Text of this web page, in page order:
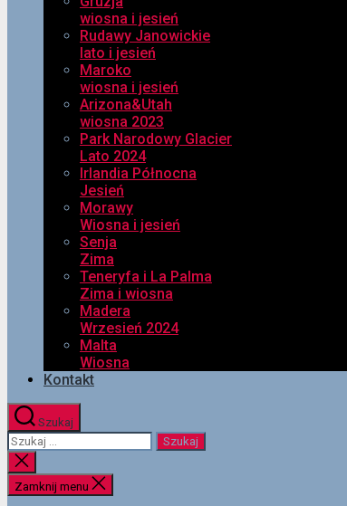
wiosna i jesień
Rudawy Janowickie
lato i jesień
Maroko
wiosna i jesień
Arizona&Utah
wiosna 2023
Park Narodowy Glacier
Lato 2024
Irlandia Północna
Jesień
Morawy
Wiosna i jesień
Senja
Zima
Teneryfa i La Palma
Zima i wiosna
Madera
Wrzesień 2024
Malta
Wiosna
Kontakt
Szukaj
Szukaj:
Zamknij
wyszukiwanie
Zamknij menu